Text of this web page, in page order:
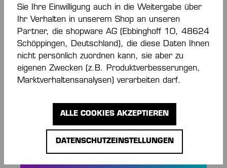
IMMER INFORMIERT
UND SPAREN!
Sie Ihre Einwilligung auch in die Weitergabe über
Ihr Verhalten in unserem Shop an unseren
Partner, die shopware AG (Ebbinghoff 10, 48624
Schöppingen, Deutschland), die diese Daten Ihnen
nicht persönlich zuordnen kann, sie aber zu
eigenen Zwecken (z.B. Produktverbesserungen,
Marktverhaltensanalysen) verarbeiten darf.
DATENSCHUTZEINSTELLUNGEN
ALLE COOKIES AKZEPTIEREN